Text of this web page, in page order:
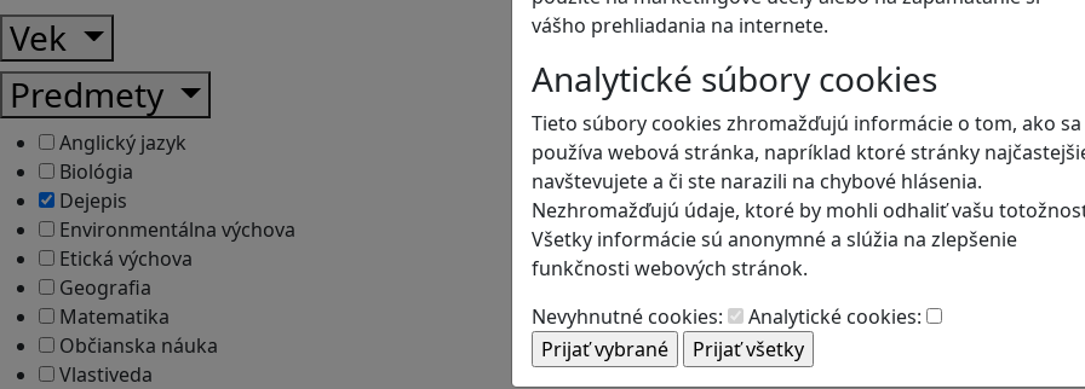
vášho prehliadania na internete.
Analytické súbory cookies
Tieto súbory cookies zhromažďujú informácie o tom, ako sa
používa webová stránka, napríklad ktoré stránky
navštevujete a či ste narazili na chybové hlásenia.
Nezhromažďujú údaje, ktoré by mohli odhaliť vašu
Všetky informácie sú anonymné a slúžia na zlepšenie
funkčnosti webových stránok.
Nevyhnutné cookies:
Analytické cookies:
Vek
Predmety
Anglický jazyk
Biológia
Dejepis
Environmentálna výchova
Etická výchova
Geografia
Matematika
Občianska náuka
Vlastiveda